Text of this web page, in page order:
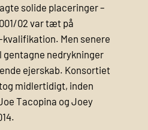
solide placeringer –
02 var tæt på
Men senere
nedrykninger
ejerskab. Konsortiet
midlertidigt, inden
Tacopina og Joey